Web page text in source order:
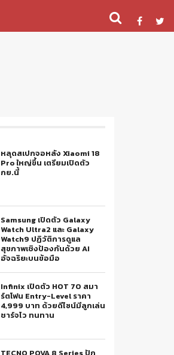
หลุดสเปกจอหลัง Xiaomi 18
Pro ใหญ่ขึ้น เตรียมเปิดตัว
กย.นี้
Samsung เปิดตัว Galaxy
Watch Ultra2 และ Galaxy
Watch9 ปฏิวัติการดูแล
สุขภาพเชิงป้องกันด้วย AI
อัจฉริยะบนข้อมือ
Infinix เปิดตัว HOT 70 สมา
ร์ตโฟน Entry-Level ราคา
4,999 บาท ด้วยดีไซน์มีลูกเล่น
ชาร์จไว ทนทาน